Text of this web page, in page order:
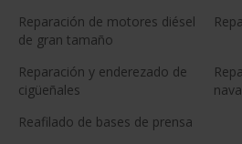
Reparación de motores diésel
de gran tamaño
Reparación y enderezado de
cigüeñales
Reafilado de bases de prensa